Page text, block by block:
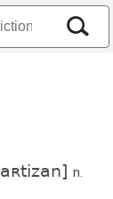
aʀtizan] n.